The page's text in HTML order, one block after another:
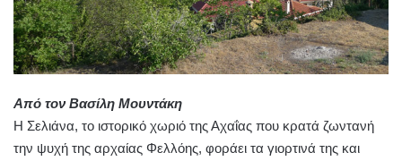
Από τον Βασίλη Μουντάκη
Η Σελιάνα, το ιστορικό χωριό της Αχαΐας που κρατά ζωντανή
την ψυχή της αρχαίας Φελλόης, φοράει τα γιορτινά της και